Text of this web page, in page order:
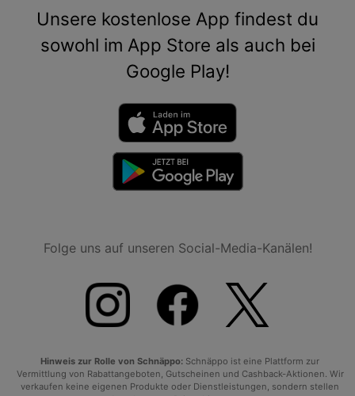
Unsere kostenlose App findest du
sowohl im App Store als auch bei
Google Play!
Folge uns auf unseren Social-Media-Kanälen!
Hinweis zur Rolle von Schnäppo: Schnäppo ist eine Plattform zur
Vermittlung von Rabattangeboten, Gutscheinen und Cashback-Aktionen. Wir
verkaufen keine eigenen Produkte oder Dienstleistungen, sondern stellen